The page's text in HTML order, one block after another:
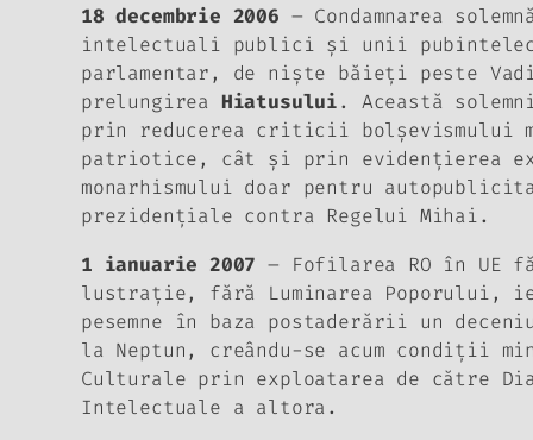
18 decembrie 2006 – Condamnarea
intelectuali publici şi unii
parlamentar, de nişte băieţi peste
prelungirea Hiatusului. Această
prin reducerea criticii
patriotice, cât şi prin evidenţierea
monarhismului doar pentru
prezidenţiale contra Regelui Mihai.
1 ianuarie 2007 – Fofilarea RO în UE
lustraţie, fără Luminarea Poporului,
pesemne în baza postaderării un
la Neptun, creându-se acum condiţii
Culturale prin exploatarea de către
Intelectuale a altora.